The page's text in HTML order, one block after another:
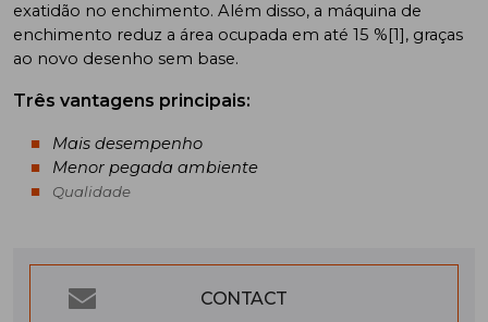
exatidão no enchimento. Além disso, a máquina de
enchimento reduz a área ocupada em até 15 %[1], graças
ao novo desenho sem base.
Três vantagens principais:
Mais desempenho
Menor pegada ambiente
Qualidade
CONTACT